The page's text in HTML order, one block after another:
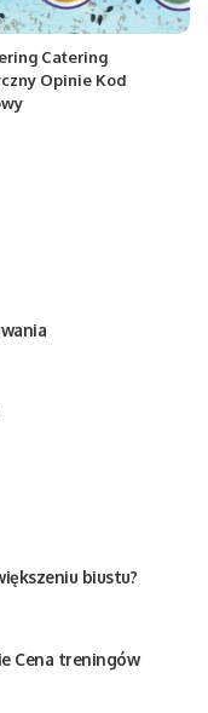
Catering
Opinie Kod
biustu?
Cena treningów